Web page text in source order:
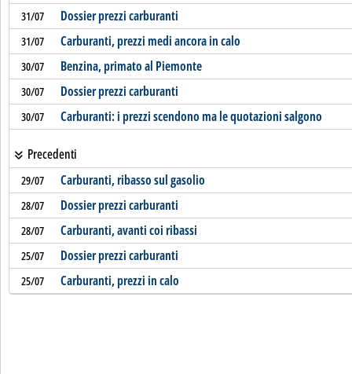
31/07 Dossier prezzi carburanti
31/07 Carburanti, prezzi medi ancora in calo
30/07 Benzina, primato al Piemonte
30/07 Dossier prezzi carburanti
30/07 Carburanti: i prezzi scendono ma le quotazioni salgono
Precedenti
29/07 Carburanti, ribasso sul gasolio
28/07 Dossier prezzi carburanti
28/07 Carburanti, avanti coi ribassi
25/07 Dossier prezzi carburanti
25/07 Carburanti, prezzi in calo